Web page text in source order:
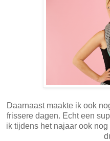
Daarnaast maakte ik ook
frissere dagen. Echt een
ik tijdens het najaar ook